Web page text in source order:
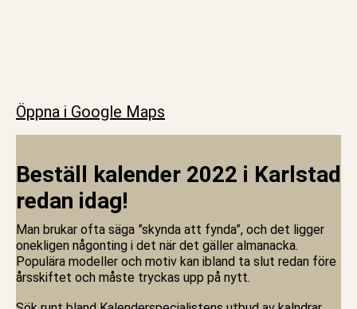
Öppna i Google Maps
Beställ kalender 2022 i Karlstad
redan idag!
Man brukar ofta säga ”skynda att fynda”, och det ligger
onekligen någonting i det när det gäller almanacka.
Populära modeller och motiv kan ibland ta slut redan före
årsskiftet och måste tryckas upp på nytt.